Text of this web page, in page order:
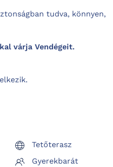
tudva, könnyen,
várja Vendégeit.
Tetőterasz
Gyerekbarát